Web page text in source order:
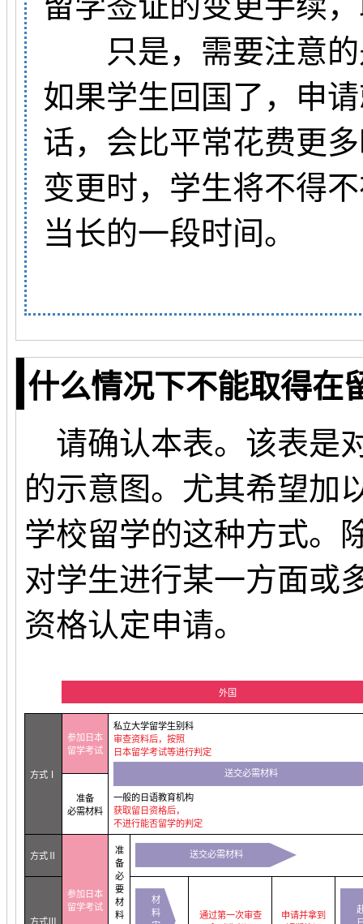
只是，需要注意的
如果学生回国了，申
话，会比平常花费更
变更时，学生将不得
当长的一段时间。
什么情况下不能取得在
请确认本表。该表是
的示意图。尤其希望加
学校留学的这种方式。
对学生进行某一方面或
资格认定申请。
外国
方式Ⅰ
参加日本
留学考试
私立大学留学生别科
审查资料后，按照
日本留学考试等进行判定
送交必需材料
一般的日语教育机构
获取留日资格后，
不进行能否留学的判定
准备
必需材料
方式Ⅱ
参加日本
留学考试
准
备
必
要
材
料
送交必需材料
方式Ⅲ
材
料
通过第一次审查
申请并拿到